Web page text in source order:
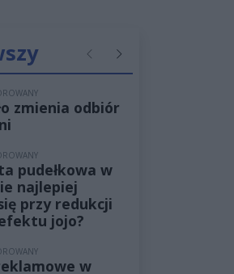
PoprzednieNastępne
zmienia odbiór
pudełkowa w
najlepiej
przy redukcji
jojo?
w